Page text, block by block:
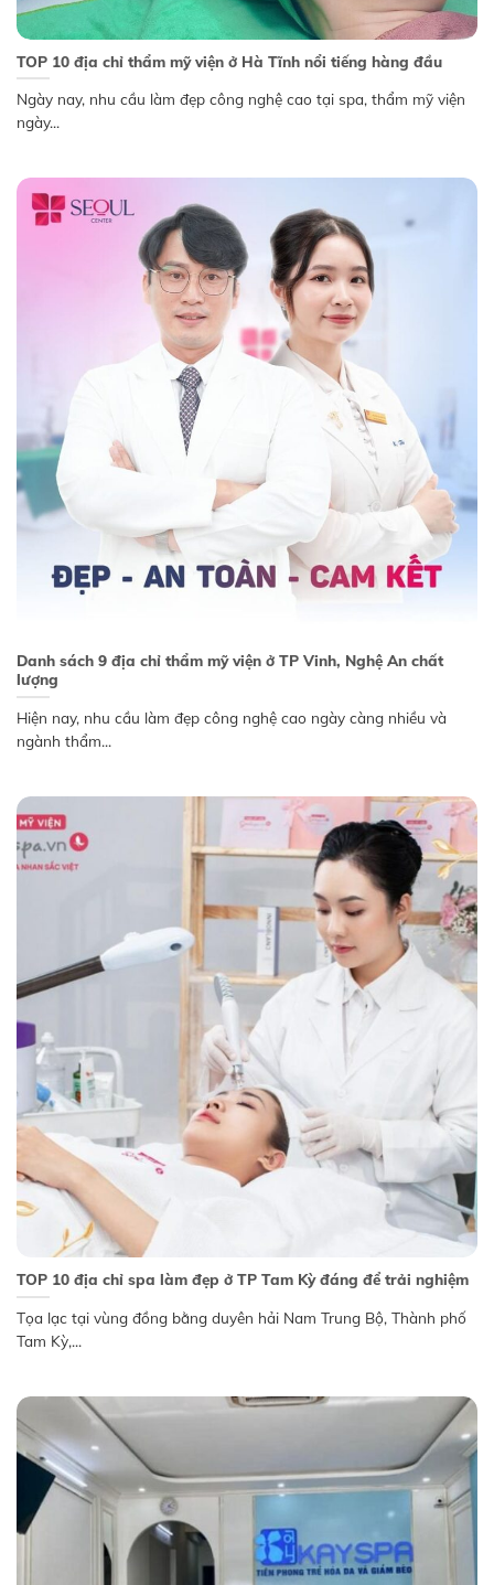
TOP 10 địa chỉ thẩm mỹ viện ở Hà Tĩnh nổi tiếng hàng đầu
Ngày nay, nhu cầu làm đẹp công nghệ cao tại spa, thẩm mỹ viện
ngày...
Danh sách 9 địa chỉ thẩm mỹ viện ở TP Vinh, Nghệ An chất
lượng
Hiện nay, nhu cầu làm đẹp công nghệ cao ngày càng nhiều và
ngành thẩm...
TOP 10 địa chỉ spa làm đẹp ở TP Tam Kỳ đáng để trải nghiệm
Tọa lạc tại vùng đồng bằng duyên hải Nam Trung Bộ, Thành phố
Tam Kỳ,...